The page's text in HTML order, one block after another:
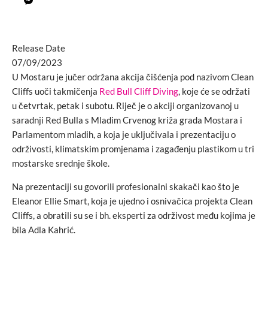
Release Date
07/09/2023
U Mostaru je jučer održana akcija čišćenja pod nazivom Clean
Cliffs uoči takmičenja Red Bull Cliff Diving, koje će se održati
u četvrtak, petak i subotu. Riječ je o akciji organizovanoj u
saradnji Red Bulla s Mladim Crvenog križa grada Mostara i
Parlamentom mladih, a koja je uključivala i prezentaciju o
održivosti, klimatskim promjenama i zagađenju plastikom u tri
mostarske srednje škole.
Na prezentaciji su govorili profesionalni skakači kao što je
Eleanor Ellie Smart, koja je ujedno i osnivačica projekta Clean
Cliffs, a obratili su se i bh. eksperti za održivost među kojima je
bila Adla Kahrić.